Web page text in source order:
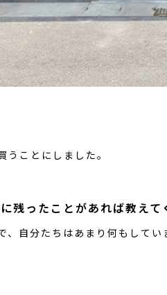
ことにしました。
残ったことがあれば教えて
自分たちはあまり何もしてい